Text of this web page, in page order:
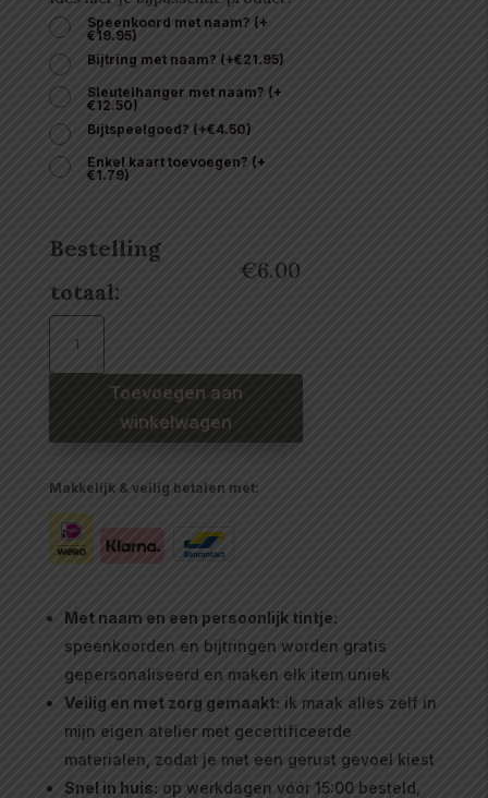
Speenkoord met naam? (+
€19.95)
Bijtring met naam? (+€21.95)
Sleutelhanger met naam? (+
€12.50)
Bijtspeelgoed? (+€4.50)
Enkel kaart toevoegen? (+
€1.79)
Bestelling
totaal:
€6.00
Babyslab
trekkers
Toevoegen aan
winkelwagen
Makkelijk & veilig betalen met:
Met naam en een persoonlijk tintje:
speenkoorden en bijtringen worden gratis
gepersonaliseerd en maken elk item uniek
Veilig en met zorg gemaakt: ik maak alles zelf in
mijn eigen atelier met gecertificeerde
materialen, zodat je met een gerust gevoel kiest
Snel in huis: op werkdagen vóór 15:00 besteld,